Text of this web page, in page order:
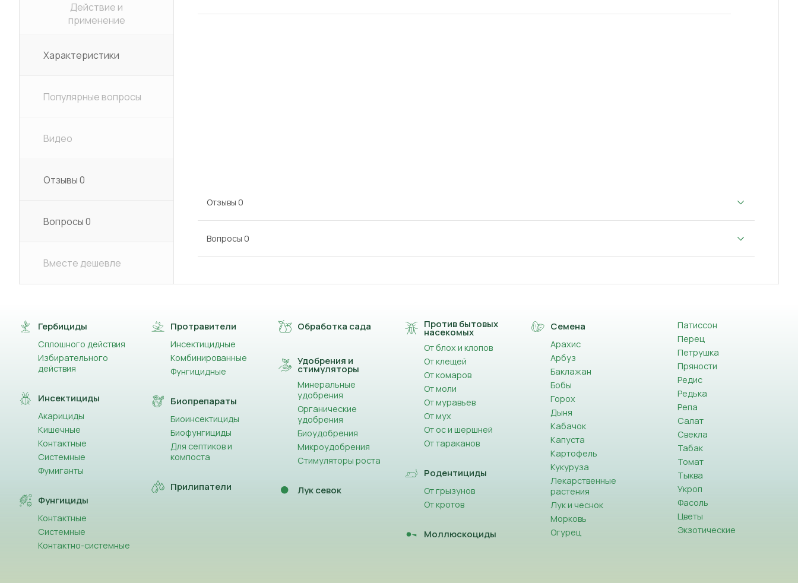
Действие и
применение
Характеристики
Популярные вопросы
Видео
Отзывы0
Вопросы0
Вместе дешевле
Отзывы 0
Вопросы 0
Гербициды
Сплошного действия
Избирательного
действия
Инсектициды
Акарициды
Кишечные
Контактные
Системные
Фумиганты
Фунгициды
Контактные
Системные
Контактно-системные
Протравители
Инсектицидные
Комбинированные
Фунгицидные
Биопрепараты
Биоинсектициды
Биофунгициды
Для септиков и
компоста
Прилипатели
Обработка сада
Удобрения и
стимуляторы
Минеральные
удобрения
Органические
удобрения
Биоудобрения
Микроудобрения
Стимуляторы роста
Лук севок
Против бытовых
насекомых
От блох и клопов
От клещей
От комаров
От моли
От муравьев
От мух
От ос и шершней
От тараканов
Родентициды
От грызунов
От кротов
Моллюскоциды
Семена
Арахис
Арбуз
Баклажан
Бобы
Горох
Дыня
Кабачок
Капуста
Картофель
Кукуруза
Лекарственные
растения
Лук и чеснок
Морковь
Огурец
Патиссон
Перец
Петрушка
Пряности
Редис
Редька
Репа
Салат
Свекла
Табак
Томат
Тыква
Укроп
Фасоль
Цветы
Экзотические